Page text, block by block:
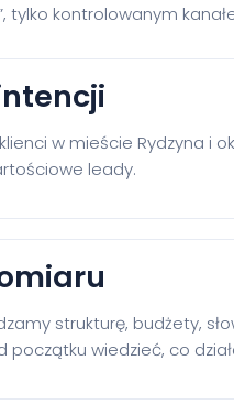
kontrolowanym
w mieście Rydzyna i
leady.
strukturę, budżety,
wiedzieć, co